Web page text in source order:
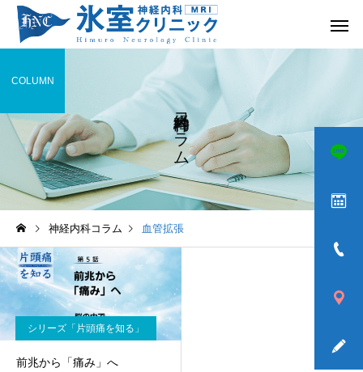
頭痛
神経内科コラム
COLUMN
神経内科コラム 血管拡張
シリーズ「片頭痛を知る」
前兆から「痛み」へ